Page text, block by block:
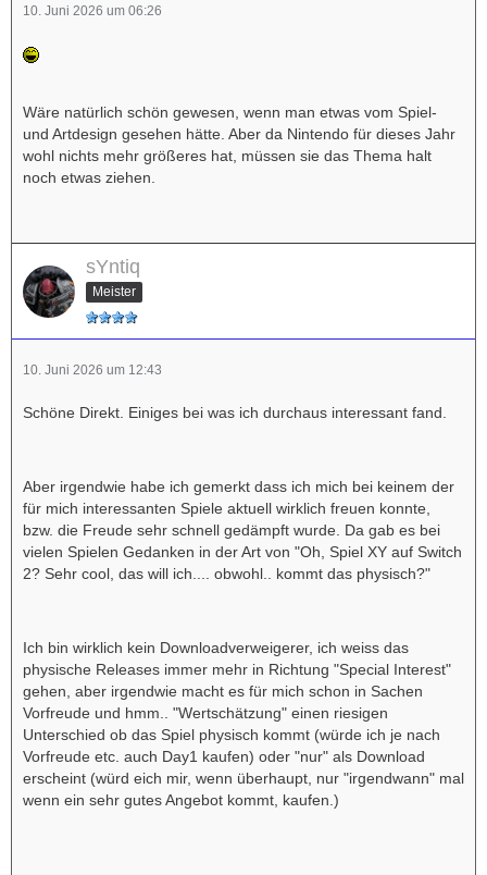
10. Juni 2026 um 06:26
Wäre natürlich schön gewesen, wenn man etwas vom Spiel-
und Artdesign gesehen hätte. Aber da Nintendo für dieses Jahr
wohl nichts mehr größeres hat, müssen sie das Thema halt
noch etwas ziehen.
sYntiq
Meister
10. Juni 2026 um 12:43
Schöne Direkt. Einiges bei was ich durchaus interessant fand.
Aber irgendwie habe ich gemerkt dass ich mich bei keinem der
für mich interessanten Spiele aktuell wirklich freuen konnte,
bzw. die Freude sehr schnell gedämpft wurde. Da gab es bei
vielen Spielen Gedanken in der Art von "Oh, Spiel XY auf Switch
2? Sehr cool, das will ich.... obwohl.. kommt das physisch?"
Ich bin wirklich kein Downloadverweigerer, ich weiss das
physische Releases immer mehr in Richtung "Special Interest"
gehen, aber irgendwie macht es für mich schon in Sachen
Vorfreude und hmm.. "Wertschätzung" einen riesigen
Unterschied ob das Spiel physisch kommt (würde ich je nach
Vorfreude etc. auch Day1 kaufen) oder "nur" als Download
erscheint (würd eich mir, wenn überhaupt, nur "irgendwann" mal
wenn ein sehr gutes Angebot kommt, kaufen.)